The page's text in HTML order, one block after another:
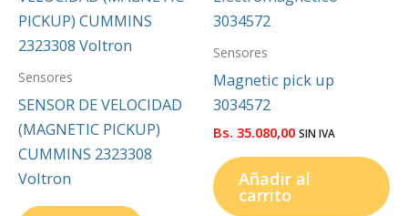
Sensores
SENSOR DE VELOCIDAD
(MAGNETIC PICKUP)
CUMMINS 2323308
Voltron
Sensores
Magnetic pick up
3034572
Bs. 35.080,00 SIN IVA
Añadir al
carrito